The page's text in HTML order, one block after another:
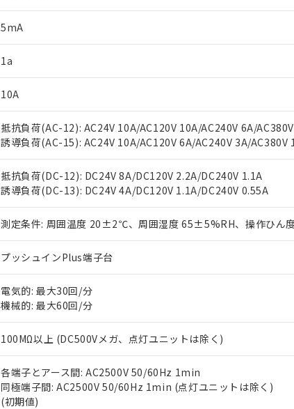
5mA
1a
10A
抵抗負荷(AC-12): AC24V 10A/AC120V 10A/AC240V 6A/
誘導負荷(AC-15): AC24V 10A/AC120V 6A/AC240V 3A/AC380V
抵抗負荷(DC-12): DC24V 8A/DC120V 2.2A/DC240V 1.1A
誘導負荷(DC-13): DC24V 4A/DC120V 1.1A/DC240V 0.55A
測定条件: 周囲温度 20±2℃、周囲湿度 65±5%RH、操作ひん
プッシュインPlus端子台
電気的: 最大30回/分
機械的: 最大60回/分
100MΩ以上 (DC500Vメガ、点灯ユニットは除く)
各端子とアース間: AC2500V 50/60Hz 1min
同極端子間: AC2500V 50/60Hz 1min (点灯ユニットは除く)
(初期値)
以下の条件をお読みいただき、同意のうえご利用ください。
くものです。
在庫状況および標準価格照会結果は、記載している更
正式な納期状況および標準価格はお客様のお取引先、
当社販売員にご相談ください。
オムロン制御機器販売店や当社販売拠点は「 販売ネッ
す。
マイパーツ機能（部品リスト作成サービス）をご利用
ている必要があります。
お客様が当ウェブサイト上で当社にご登録された部品
が、当社の製品・サービスに関するお客様との取引・
さい。
*EU RoHS指令（10物質）：
鉛(Pb) 1000ppm以下、 水銀(Hg) 1000ppm以下、 カドミウム(Cd) 100ppm以
ル（DBP） 1000ppm以下、フタル酸ジイソブチル (DIBP) 1000ppm以下
フタル酸エステル類の４物質については閾値を超える意図的な使用がないこと
※2 対応予定月
※3 非含有証明書ダウンロード
下記の非含有証明書をダウンロードすることができます。
EU RoHS指令（10物質）の非含有証明書
51物質の非含有証明書（当社基準）
※本証明書は発行日時点で非含有を証明するもので、過去に
また、RoHS指令のフタル酸エステル類４物質の対応では
混在することから備考欄に対応日を記載しておりました。
既に当社にて対応品への在庫切替を完了していることから
り割愛しております。
「○」：最大均質材料含有率が中国RoHSの基準値以下であ
「×」：最大均質材料含有率が中国RoHSの基準値を超えて
「－」：未確認です。当社販売部門へお問い合わせください
Cr(Ⅵ)(六価クロム) : 1000ppm、 PBBs(ポリ臭化ビフェニル類) : 1000ppm、
DEHP(フタル酸ビス(2-エチルヘキシル)) : 1000ppm
※2 環境保護使用期限
「ｅ」：有害物質（10物質）のすべてが基準値以下であるこ
「10」：通常の使用状況下において有害物質が外部に漏え
「－」：未確認です。当社販売部門へお問い合わせください
う）を輸出または国外への提供する場合は、日本国政
当社は規制貨物を破棄する場合は、完全に破砕するな
当社は貴社製品を、核兵器、ミサイル、化学兵器、生
置等に一切使用いたしません。
当社は、貴社製品を第三者に販売する場合は、上記1
また当社は、販売先および販売に係わる関係者が違法
合意する
△ 一定数には満たないが在庫あり
－
在庫なし(最新の在庫状況については、お客様のお
機器販売店・当社販売員にご確認ください)
空
白
受注生産機種、また在庫状況の情報を公開してい